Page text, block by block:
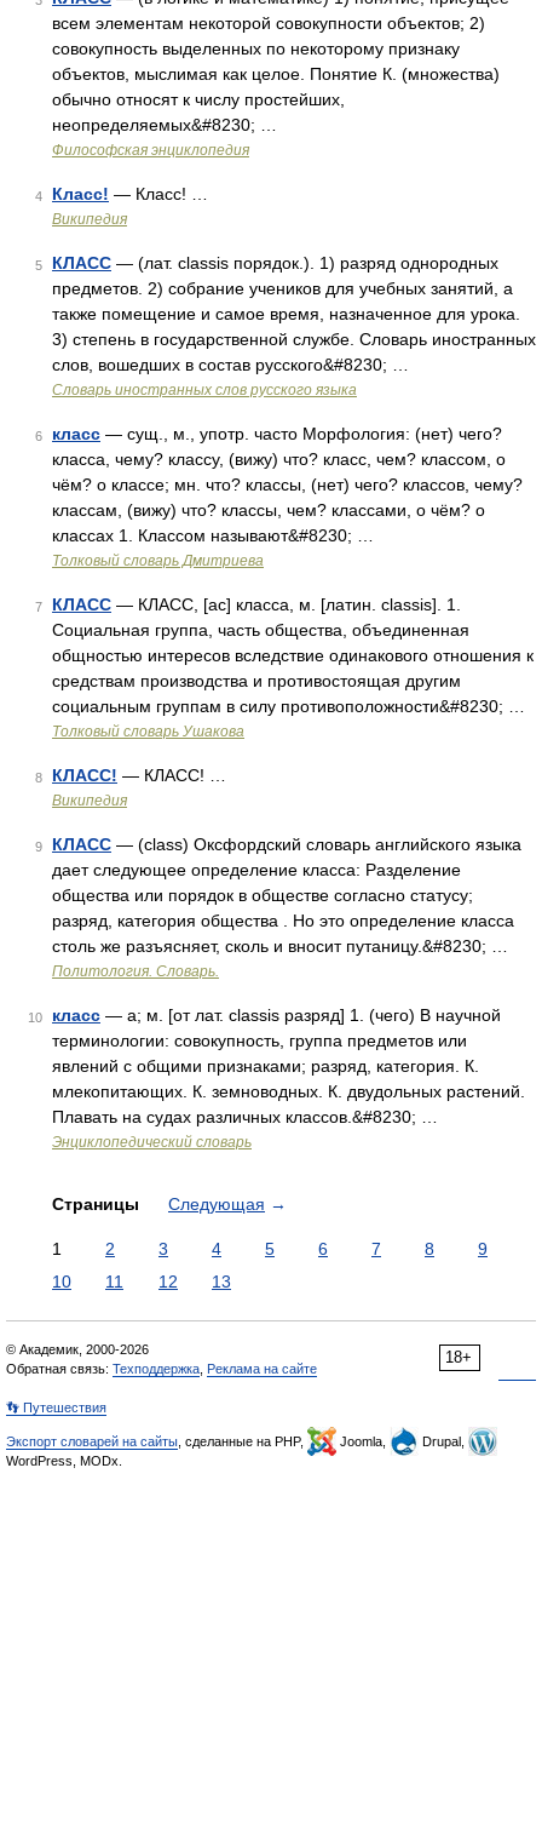
всем элементам некоторой совокупности объектов; 2)
совокупность выделенных по некоторому признаку
объектов, мыслимая как целое. Понятие К. (множества)
обычно относят к числу простейших,
неопределяемых&#8230; …
Философская энциклопедия
4 Класс! — Класс! …
Википедия
5 КЛАСС — (лат. classis порядок.). 1) разряд однородных
предметов. 2) собрание учеников для учебных занятий, а
также помещение и самое время, назначенное для урока.
3) степень в государственной службе. Словарь иностранных
слов, вошедших в состав русского&#8230; …
Словарь иностранных слов русского языка
6 класс — сущ., м., употр. часто Морфология: (нет) чего?
класса, чему? классу, (вижу) что? класс, чем? классом, о
чём? о классе; мн. что? классы, (нет) чего? классов, чему?
классам, (вижу) что? классы, чем? классами, о чём? о
классах 1. Классом называют&#8230; …
Толковый словарь Дмитриева
7 КЛАСС — КЛАСС, [ас] класса, м. [латин. classis]. 1.
Социальная группа, часть общества, объединенная
общностью интересов вследствие одинакового отношения к
средствам производства и противостоящая другим
социальным группам в силу противоположности&#8230; …
Толковый словарь Ушакова
8 КЛАСС! — КЛАСС! …
Википедия
9 КЛАСС — (class) Оксфордский словарь английского языка
дает следующее определение класса: Разделение
общества или порядок в обществе согласно статусу;
разряд, категория общества . Но это определение класса
столь же разъясняет, сколь и вносит путаницу.&#8230; …
Политология. Словарь.
10 класс — а; м. [от лат. classis разряд] 1. (чего) В научной
терминологии: совокупность, группа предметов или
явлений с общими признаками; разряд, категория. К.
млекопитающих. К. земноводных. К. двудольных растений.
Плавать на судах различных классов.&#8230; …
Энциклопедический словарь
Страницы Следующая →
1 2 3 4 5 6 7 8
9
10
11 12 13
18+
© Академик, 2000-2026
Обратная связь: Техподдержка Реклама на сайте
👣 Путешествия
Экспорт словарей на сайты , сделанные на PHP, Joomla,
Drupal,
WordPress, MODx.